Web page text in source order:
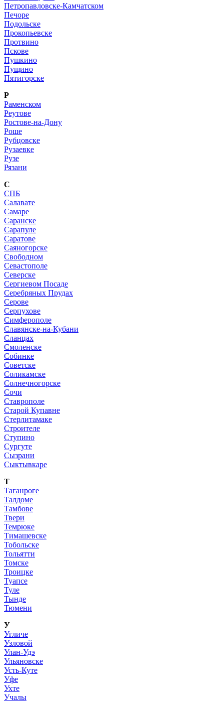
Петропавловске-Камчатском
Печоре
Подольске
Прокопьевске
Протвино
Пскове
Пушкино
Пущино
Пятигорске
Р
Раменском
Реутове
Ростове-на-Дону
Роше
Рубцовске
Рузаевке
Рузе
Рязани
С
СПБ
Салавате
Самаре
Саранске
Сарапуле
Саратове
Саяногорске
Свободном
Севастополе
Северске
Сергиевом Посаде
Серебряных Прудах
Серове
Серпухове
Симферополе
Славянске-на-Кубани
Сланцах
Смоленске
Собинке
Советске
Соликамске
Солнечногорске
Сочи
Ставрополе
Старой Купавне
Стерлитамаке
Строителе
Ступино
Сургуте
Сызрани
Сыктывкаре
Т
Таганроге
Талдоме
Тамбове
Твери
Темрюке
Тимашевске
Тобольске
Тольятти
Томске
Троицке
Туапсе
Туле
Тынде
Тюмени
У
Угличе
Узловой
Улан-Удэ
Ульяновске
Усть-Куте
Уфе
Ухте
Учалы